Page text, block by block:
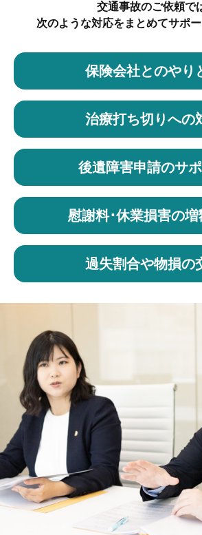
交通事故のご依頼で
次のような対応をまとめてサポー
保険会社とのやり
治療打ち切りへの
後遺障害申請のサ
慰謝料･休業損害の
過失割合や物損の